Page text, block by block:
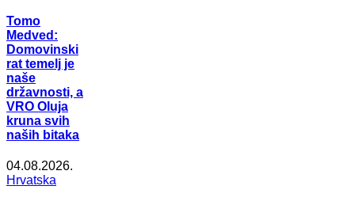
Tomo
Medved:
Domovinski
rat temelj je
naše
državnosti, a
VRO Oluja
kruna svih
naših bitaka
04.08.2026.
Hrvatska